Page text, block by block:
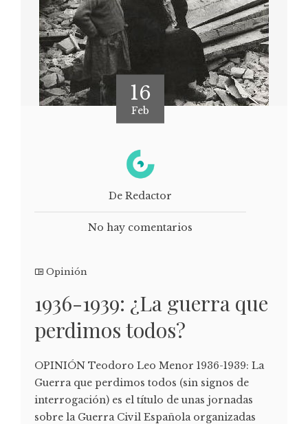
16
Feb
De Redactor
No hay comentarios
Opinión
1936-1939: ¿La guerra que
perdimos todos?
OPINIÓN Teodoro Leo Menor 1936-1939: La
Guerra que perdimos todos (sin signos de
interrogación) es el título de unas jornadas
sobre la Guerra Civil Española organizadas